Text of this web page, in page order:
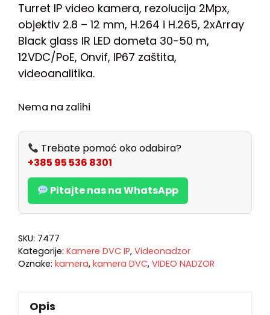
Turret IP video kamera, rezolucija 2Mpx,
objektiv 2.8 – 12 mm, H.264 i H.265, 2xArray
Black glass IR LED dometa 30-50 m,
12VDC/PoE, Onvif, IP67 zaštita,
videoanalitika.
Nema na zalihi
Trebate pomoć oko odabira?
+385 95 536 8301
Pitajte nas na WhatsApp
SKU: 7477
Kategorije: Kamere DVC IP, Videonadzor
Oznake: kamera, kamera DVC, VIDEO NADZOR
Opis